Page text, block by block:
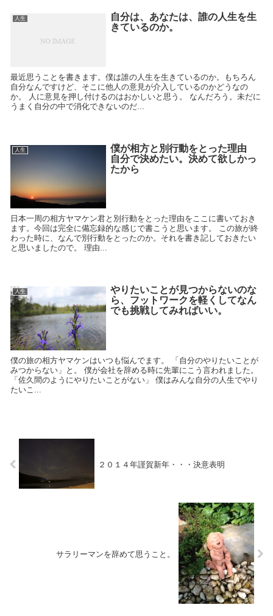
人生
自分は、あなたは、誰の人生を生
きているのか。
最近思うことを書きます。僕は誰の人生を生きているのか。もちろん
自分なんですけど、そこに他人の意見が介入しているのかどうなの
か。 人に意見を押し付けるのはおかしいと思う。 なんだろう。未だに
うまく自分の中で消化できないのだ...
人生
僕が相方と別行動をとった理由
自分で決めたい。決めて欲しかっ
たから
日本一周の相方ヤマケン君と別行動をとった理由をここに書いておき
ます。今回は完全に備忘録的な感じで書こうと思います。 この旅が終
わった時に、なんで別行動をとったのか。それを書き記しておきたい
と思いましたので。 理由...
人生
やりたいことが見つからないのな
ら、フットワークを軽くしてなん
でも挑戦してみればいい。
僕の旅の相方ヤマケンはいつも悩んでます。 「自分のやりたいことが
みつからない」と。 僕が会社を辞める時に先輩にこう言われました。
「佐久間のようにやりたいことがない」 僕はみんな自分の人生でやり
たいこ...
２０１４年謹賀新年・・・決意表明
サラリーマンを辞めて思うこと。